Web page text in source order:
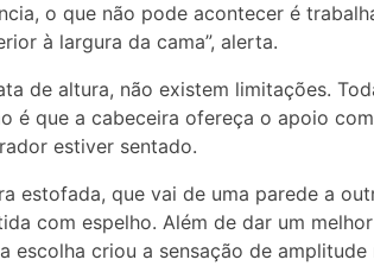
o que não pode acontecer é
à largura da cama”, alerta.
de altura, não existem limitações.
é que a cabeceira ofereça o apoio
estiver sentado.
estofada, que vai de uma parede a
com espelho. Além de dar um
escolha criou a sensação de amplitude